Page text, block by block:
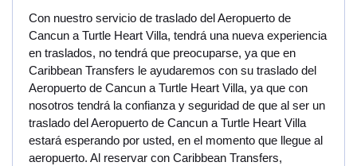
Con nuestro servicio de traslado del Aeropuerto de
Cancun a Turtle Heart Villa, tendrá una nueva experiencia
en traslados, no tendrá que preocuparse, ya que en
Caribbean Transfers le ayudaremos con su traslado del
Aeropuerto de Cancun a Turtle Heart Villa, ya que con
nosotros tendrá la confianza y seguridad de que al ser un
traslado del Aeropuerto de Cancun a Turtle Heart Villa
estará esperando por usted, en el momento que llegue al
aeropuerto. Al reservar con Caribbean Transfers,